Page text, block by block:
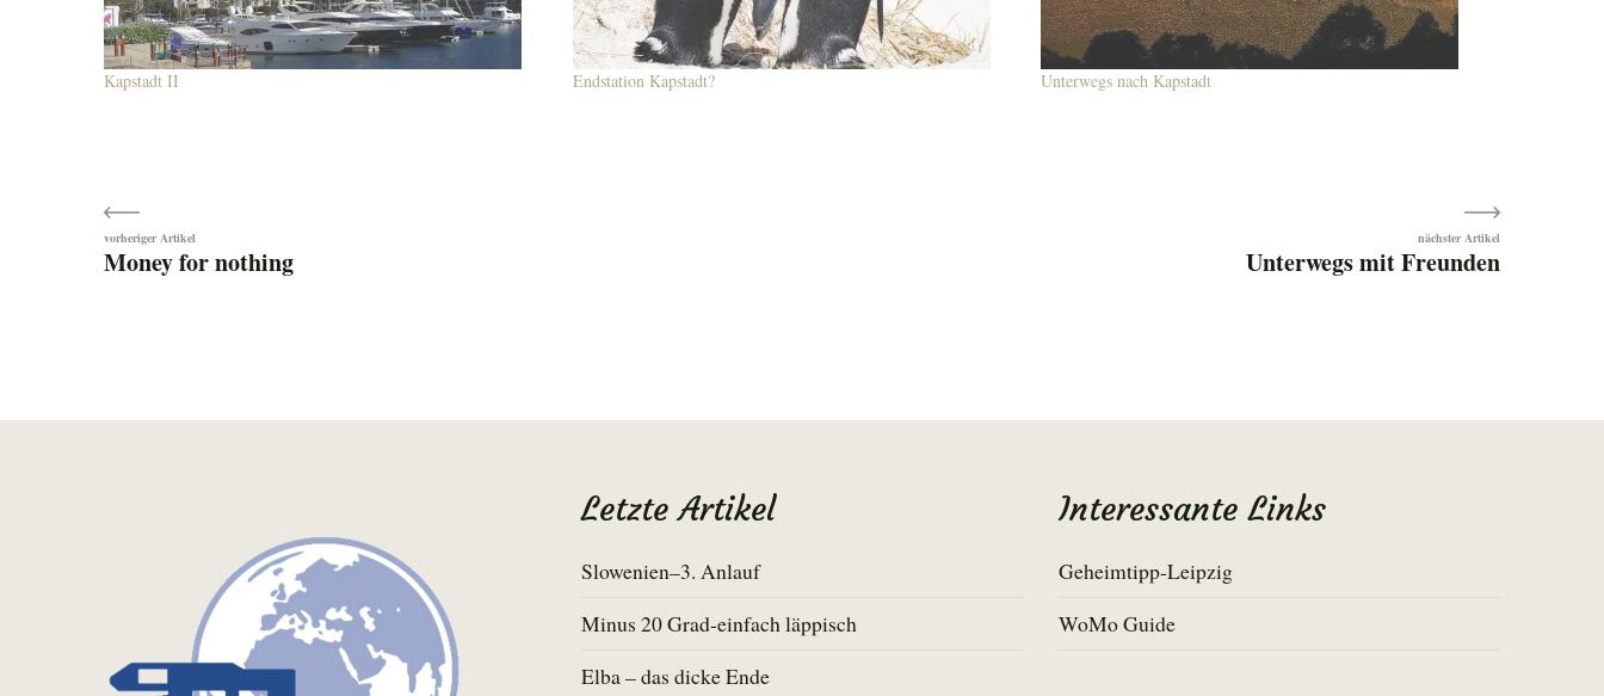
Kapstadt II Endstation Kapstadt? Unterwegs nach Kapstadt
Beitragsnavigation
Money for nothing Unterwegs mit Freunden
Letzte Artikel
Slowenien–3. Anlauf
Minus 20 Grad-einfach läppisch
Elba – das dicke Ende
Interessante Links
Geheimtipp-Leipzig
WoMo Guide